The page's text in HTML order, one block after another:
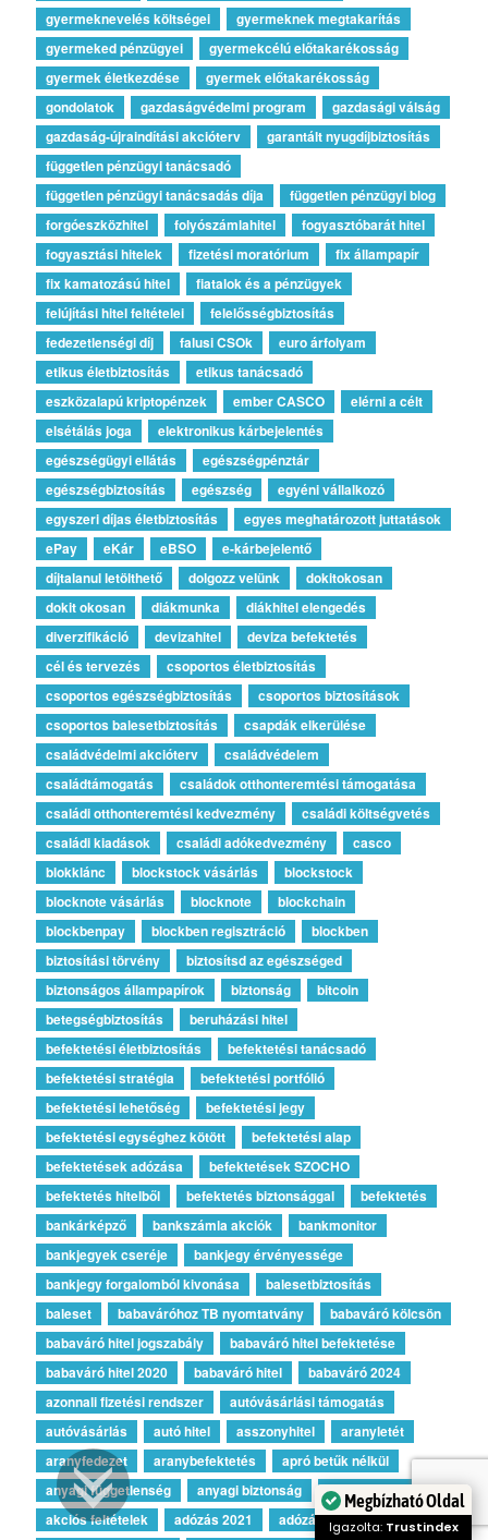
gyermeknevelés költségei
gyermeknek megtakarítás
gyermeked pénzügyei
gyermekcélú előtakarékosság
gyermek életkezdése
gyermek előtakarékosság
gondolatok
gazdaságvédelmi program
gazdasági válság
gazdaság-újraindítási akcióterv
garantált nyugdíjbiztosítás
független pénzügyi tanácsadó
független pénzügyi tanácsadás díja
független pénzügyi blog
forgóeszközhitel
folyószámlahitel
fogyasztóbarát hitel
fogyasztási hitelek
fizetési moratórium
fix állampapír
fix kamatozású hitel
fiatalok és a pénzügyek
felújítási hitel feltételei
felelősségbiztosítás
fedezetlenségi díj
falusi CSOk
euro árfolyam
etikus életbiztosítás
etikus tanácsadó
eszközalapú kriptopénzek
ember CASCO
elérni a célt
elsétálás joga
elektronikus kárbejelentés
egészségügyi ellátás
egészségpénztár
egészségbiztosítás
egészség
egyéni vállalkozó
egyszeri díjas életbiztosítás
egyes meghatározott juttatások
ePay
eKár eBSO
e-kárbejelentő
díjtalanul letölthető
dolgozz velünk
dokitokosan
dokit okosan
diákmunka
diákhitel elengedés
diverzifikáció
devizahitel
deviza befektetés
cél és tervezés
csoportos életbiztosítás
csoportos egészségbiztosítás
csoportos biztosítások
csoportos balesetbiztosítás
csapdák elkerülése
családvédelmi akcióterv
családvédelem
családtámogatás
családok otthonteremtési támogatása
családi otthonteremtési kedvezmény
családi költségvetés
családi kiadások
családi adókedvezmény
casco
blokklánc
blockstock vásárlás
blockstock
blocknote vásárlás
blocknote
blockchain
blockbenpay
blockben regisztráció
blockben
biztosítási törvény
biztosítsd az egészséged
biztonságos állampapírok
biztonság
bitcoin
betegségbiztosítás
beruházási hitel
befektetési életbiztosítás
befektetési tanácsadó
befektetési stratégia
befektetési portfólió
befektetési lehetőség
befektetési jegy
befektetési egységhez kötött
befektetési alap
befektetések adózása
befektetések SZOCHO
befektetés hitelből
befektetés biztonsággal
befektetés
bankárképző
bankszámla akciók
bankmonitor
bankjegyek cseréje
bankjegy érvényessége
bankjegy forgalomból kivonása
balesetbiztosítás
baleset
babaváróhoz TB nyomtatvány
babaváró kölcsön
babaváró hitel jogszabály
babaváró hitel befektetése
babaváró hitel 2020
babaváró hitel
babaváró 2024
azonnali fizetési rendszer
autóvásárlási támogatás
autóvásárlás
autó hitel asszonyhitel
aranyletét
aranyfedezet
aranybefektetés
apró betűk nélkül
anyagi függetlenség
anyagi biztonság
akciós hitelek
akciós feltételek
adózás 2021
adózás 2020
Megbízható Oldal
Igazolta: Trustindex